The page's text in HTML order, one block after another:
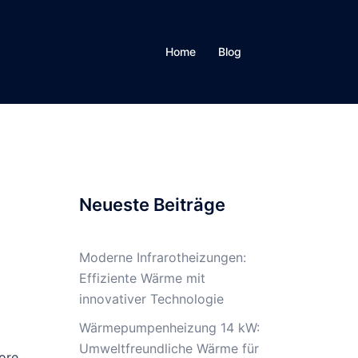
Home Blog
Neueste Beiträge
Moderne Infrarotheizungen:
Effiziente Wärme mit
innovativer Technologie
Wärmepumpenheizung 14 kW:
Umweltfreundliche Wärme für